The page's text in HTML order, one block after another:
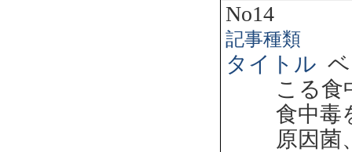
No14
記事種類
タイトル
こる
食中毒
原因菌